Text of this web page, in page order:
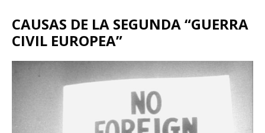
CAUSAS DE LA SEGUNDA “GUERRA
CIVIL EUROPEA”